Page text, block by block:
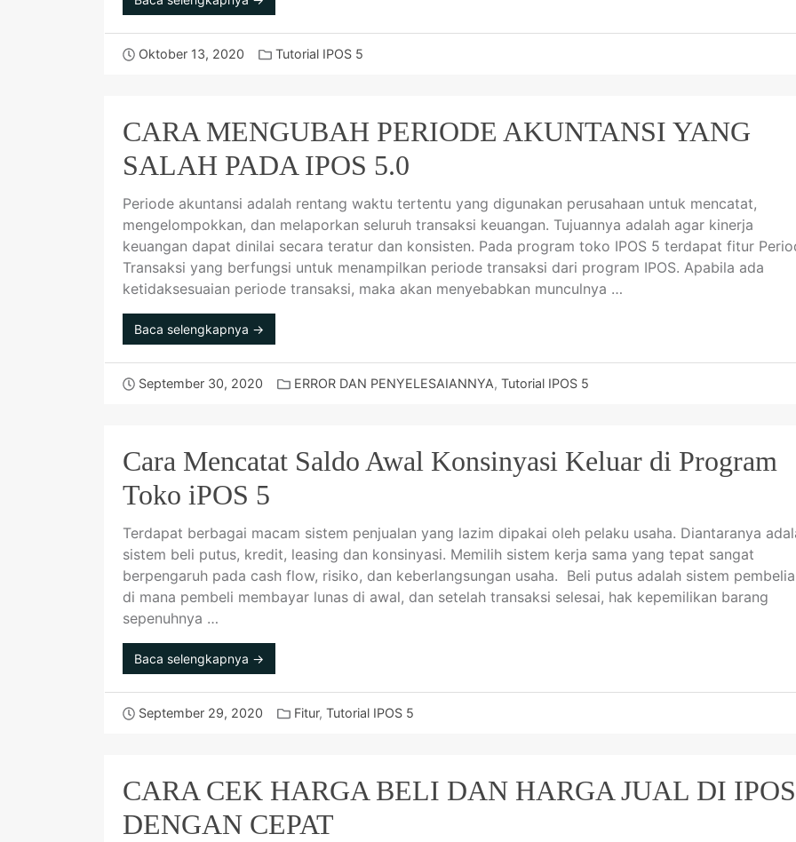
Oktober 13, 2020 Tutorial IPOS 5
CARA MENGUBAH PERIODE AKUNTANSI YANG
SALAH PADA IPOS 5.0
Periode akuntansi adalah rentang waktu tertentu yang digunakan perusahaan untuk mencatat,
mengelompokkan, dan melaporkan seluruh transaksi keuangan. Tujuannya adalah agar kinerja
keuangan dapat dinilai secara teratur dan konsisten. Pada program toko IPOS 5 terdapat fitur
Transaksi yang berfungsi untuk menampilkan periode transaksi dari program IPOS. Apabila ada
ketidaksesuaian periode transaksi, maka akan menyebabkan munculnya …
Baca selengkapnya →
September 30, 2020 ERROR DAN PENYELESAIANNYA, Tutorial IPOS 5
Cara Mencatat Saldo Awal Konsinyasi Keluar di Program
Toko iPOS 5
Terdapat berbagai macam sistem penjualan yang lazim dipakai oleh pelaku usaha. Diantaranya
sistem beli putus, kredit, leasing dan konsinyasi. Memilih sistem kerja sama yang tepat sangat
berpengaruh pada cash flow, risiko, dan keberlangsungan usaha. Beli putus adalah sistem
di mana pembeli membayar lunas di awal, dan setelah transaksi selesai, hak kepemilikan barang
sepenuhnya …
Baca selengkapnya →
September 29, 2020 Fitur, Tutorial IPOS 5
CARA CEK HARGA BELI DAN HARGA JUAL DI
DENGAN CEPAT